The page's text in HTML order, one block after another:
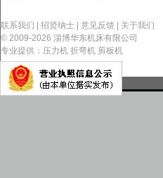
联系我们 招贤纳士 意见反馈
关于我们
© 2009-2026 淄博华东机床有限公司
专业提供：压力机 折弯机 剪板机